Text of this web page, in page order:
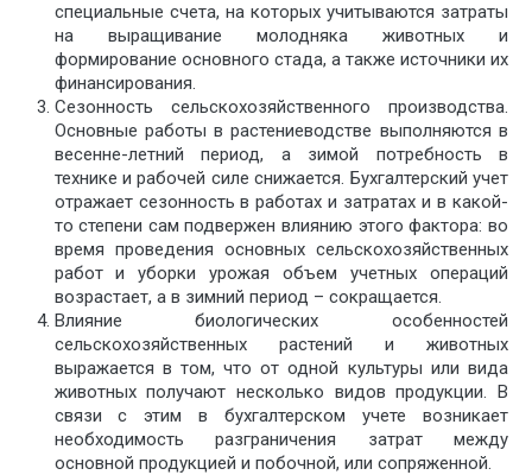
специальные счета, на которых учитываются затраты
на выращивание молодняка животных и
формирование основного стада, а также источники их
финансирования.
Сезонность сельскохозяйственного производства.
Основные работы в растениеводстве выполняются в
весенне-летний период, а зимой потребность в
технике и рабочей силе снижается. Бухгалтерский учет
отражает сезонность в работах и затратах и в какой-
то степени сам подвержен влиянию этого фактора: во
время проведения основных сельскохозяйственных
работ и уборки урожая объем учетных операций
возрастает, а в зимний период – сокращается.
Влияние биологических особенностей
сельскохозяйственных растений и животных
выражается в том, что от одной культуры или вида
животных получают несколько видов продукции. В
связи с этим в бухгалтерском учете возникает
необходимость разграничения затрат между
основной продукцией и побочной, или сопряженной.